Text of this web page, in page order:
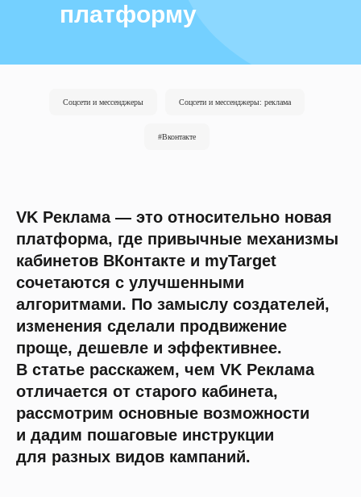
платформу
Соцсети и мессенджеры Соцсети и мессенджеры: реклама
#Вконтакте
VK Реклама — это относительно новая
платформа, где привычные механизмы
кабинетов ВКонтакте и myTarget
сочетаются с улучшенными
алгоритмами. По замыслу создателей,
изменения сделали продвижение
проще, дешевле и эффективнее.
В статье расскажем, чем VK Реклама
отличается от старого кабинета,
рассмотрим основные возможности
и дадим пошаговые инструкции
для разных видов кампаний.